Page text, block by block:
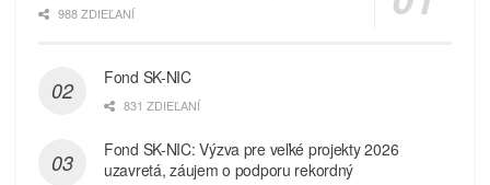
988 ZDIEĽANÍ
Fond SK-NIC
831 ZDIEĽANÍ
Fond SK-NIC: Výzva pre veľké projekty 2026
uzavretá, záujem o podporu rekordný